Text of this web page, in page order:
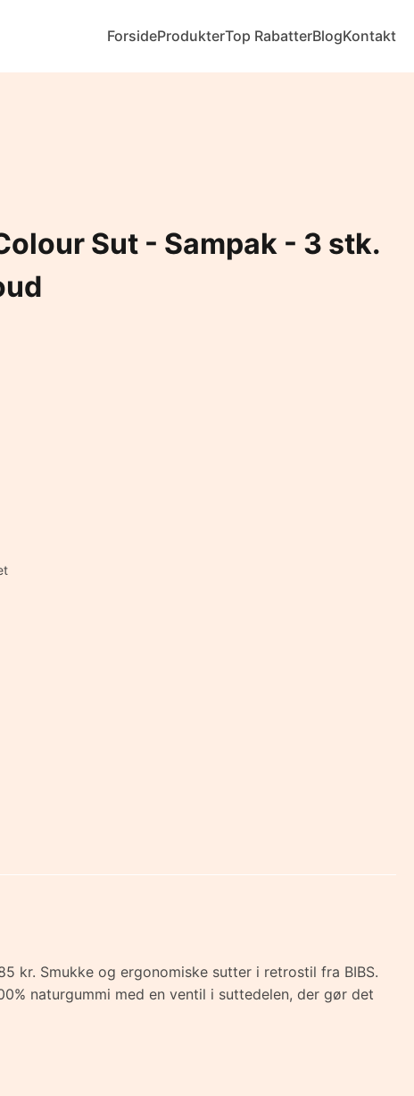
ForsideProdukterTop RabatterBlogKontakt
Sut - Sampak - 3 stk.
kr. Smukke og ergonomiske sutter i retrostil fra BIBS.
naturgummi med en ventil i suttedelen, der gør det